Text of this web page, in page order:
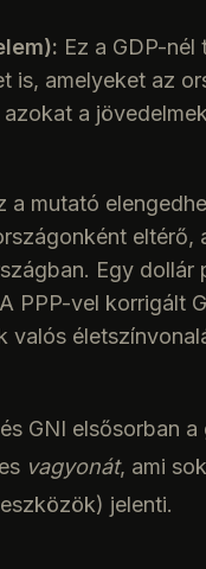
Ez a GDP-
is, amelyeket az
a
a mutató
Egy
PPP-vel korrigált
GNI elsősorban a
vagyonát, ami
jelenti.